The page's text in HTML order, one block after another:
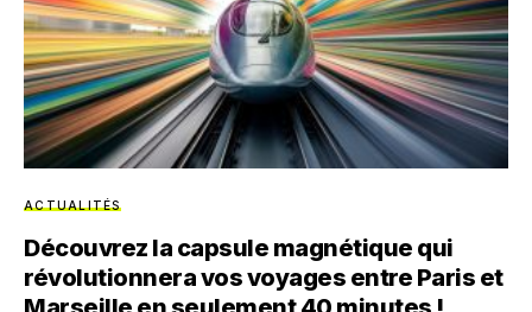
ACTUALITÉS
Découvrez la capsule magnétique qui
révolutionnera vos voyages entre Paris et